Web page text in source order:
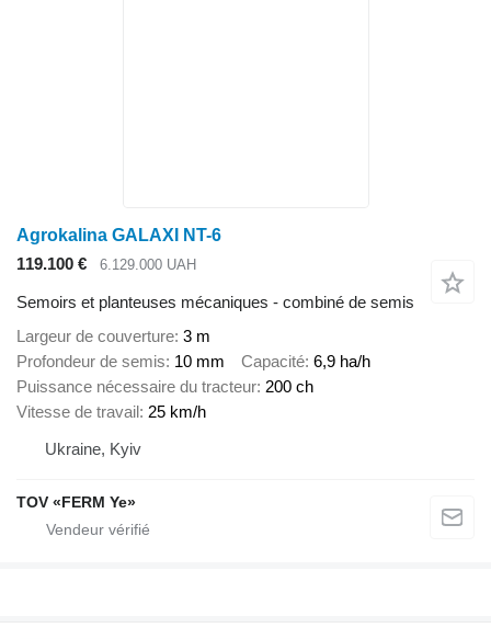
Agrokalina GALAXI NT-6
119.100 €
6.129.000 UAH
Semoirs et planteuses mécaniques - combiné de semis
Largeur de couverture 3 m
Profondeur de semis 10 mm Capacité 6,9 ha/h
Puissance nécessaire du tracteur 200 ch
Vitesse de travail 25 km/h
Ukraine, Kyiv
TOV «FERM Ye»